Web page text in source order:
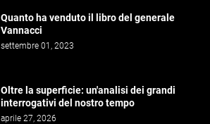
Quanto ha venduto il libro del generale
Vannacci
settembre 01, 2023
Oltre la superficie: un'analisi dei grandi
interrogativi del nostro tempo
aprile 27, 2026